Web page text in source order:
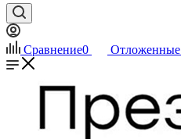
Сравнение0 Отложенные